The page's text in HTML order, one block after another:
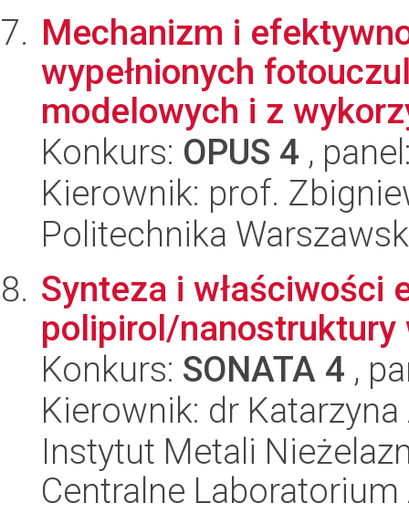
Mechanizm i
wypełnionych
modelowych i z
Konkurs: OPUS 4 ,
Kierownik: prof.
Politechnika
Synteza i właściwości
polipirol/nanostruktury
Konkurs: SONATA 4 ,
Kierownik: dr
Instytut Metali
Centralne